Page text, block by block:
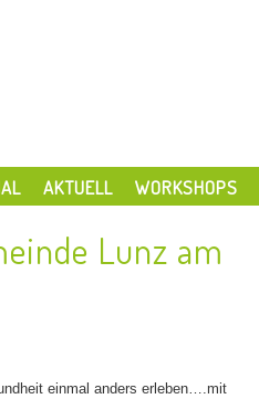
AKTUELL WORKSHOPS
Lunz am
einmal anders erleben….mit